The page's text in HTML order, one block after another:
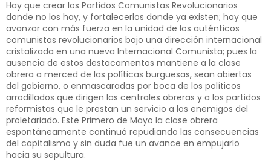
Hay que crear los Partidos Comunistas Revolucionarios
donde no los hay, y fortalecerlos donde ya existen; hay que
avanzar con más fuerza en la unidad de los auténticos
comunistas revolucionarios bajo una dirección internacional
cristalizada en una nueva Internacional Comunista; pues la
ausencia de estos destacamentos mantiene a la clase
obrera a merced de las políticas burguesas, sean abiertas
del gobierno, o enmascaradas por boca de los políticos
arrodillados que dirigen las centrales obreras y a los partidos
reformistas que le prestan un servicio a los enemigos del
proletariado. Este Primero de Mayo la clase obrera
espontáneamente continuó repudiando las consecuencias
del capitalismo y sin duda fue un avance en empujarlo
hacia su sepultura.